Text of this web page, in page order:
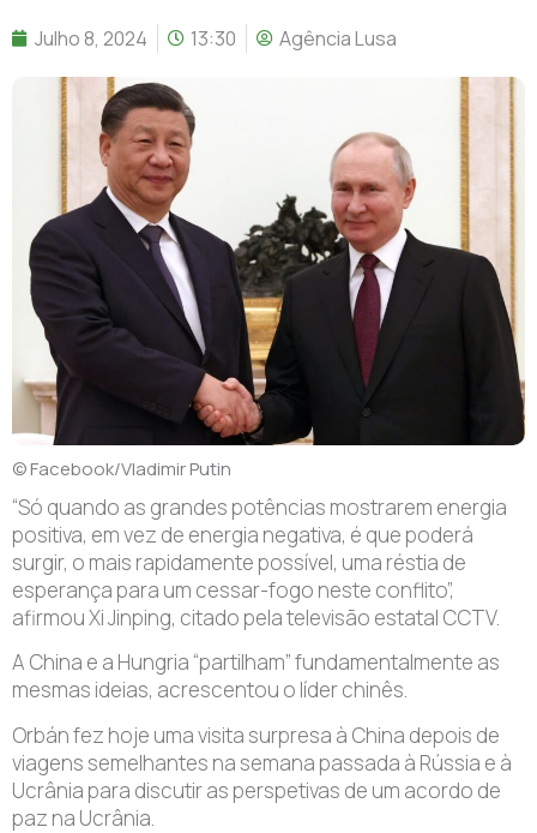
Julho 8, 2024 13:30 Agência Lusa
© Facebook/Vladimir Putin
“Só quando as grandes potências mostrarem energia
positiva, em vez de energia negativa, é que poderá
surgir, o mais rapidamente possível, uma réstia de
esperança para um cessar-fogo neste conflito”,
afirmou Xi Jinping, citado pela televisão estatal CCTV.
A China e a Hungria “partilham” fundamentalmente as
mesmas ideias, acrescentou o líder chinês.
Orbán fez hoje uma visita surpresa à China depois de
viagens semelhantes na semana passada à Rússia e à
Ucrânia para discutir as perspetivas de um acordo de
paz na Ucrânia.